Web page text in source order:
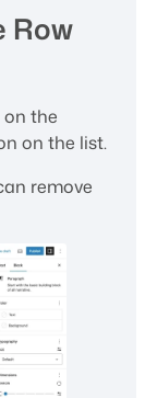
Row
the
on the list.
remove